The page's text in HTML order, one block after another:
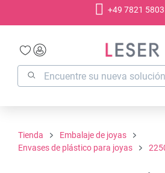
+49 7821
Tienda
Embalaje de joyas
Envases de plástico para joyas